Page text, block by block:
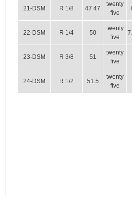
21-DSM R 1/8 47 47
twenty
five
22-DSM R 1/4 50
twenty
five
23-DSM R 3/8 51
twenty
five
24-DSM R 1/2 51.5
twenty
five